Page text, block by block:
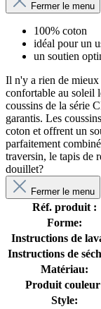
Fermer le menu
100% coton
idéal pour un
un soutien
Il n'y a rien de mieux
confortable au soleil
coussins de la série
garantis. Les
coton et offrent un
parfaitement
traversin, le tapis de
douillet?
Fermer le menu
Réf. produit :
Forme:
Instructions de
Instructions de
Matériau:
Produit
Style: